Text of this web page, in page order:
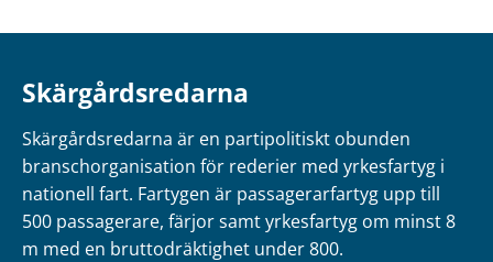
Skärgårdsredarna
Skärgårdsredarna är en partipolitiskt obunden
branschorganisation för rederier med yrkesfartyg i
nationell fart. Fartygen är passagerarfartyg upp till
500 passagerare, färjor samt yrkesfartyg om minst 8
m med en bruttodräktighet under 800.